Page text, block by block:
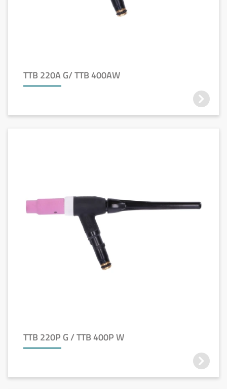
TTB 220A G/ TTB 400AW
TTB 220P G / TTB 400P W